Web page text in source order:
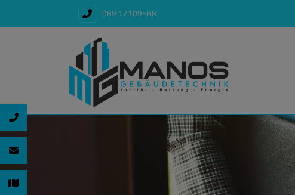
089 17109588